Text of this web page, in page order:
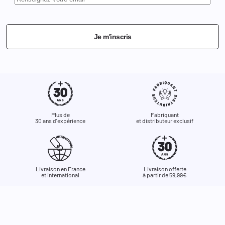
Je m'inscris
Plus de
30 ans d'expérience
Fabriquant
et distributeur exclusif
Livraison en France
et international
Livraison offerte
à partir de 59,99€